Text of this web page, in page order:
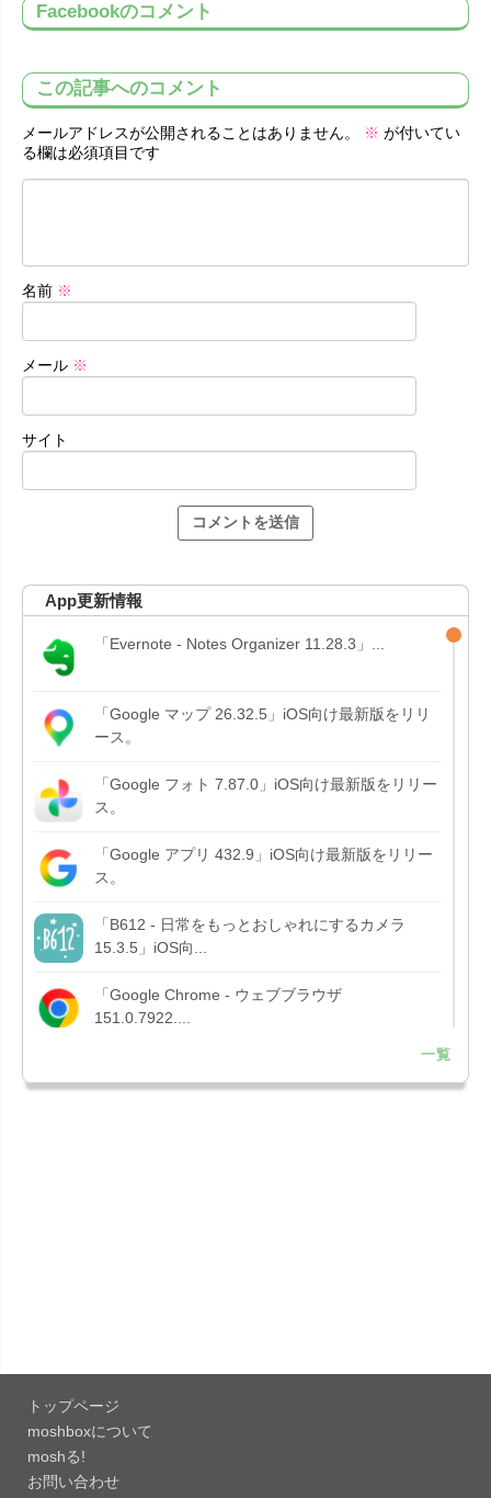
Facebookのコメント
この記事へのコメント
メールアドレスが公開されることはありません。 ※ が付いてい
る欄は必須項目です
名前 ※
メール ※
サイト
App更新情報
「Evernote - Notes Organizer 11.28.3」...
「Google マップ 26.32.5」iOS向け最新版をリリ
ース。
「Google フォト 7.87.0」iOS向け最新版をリリー
ス。
「Google アプリ 432.9」iOS向け最新版をリリー
ス。
「B612 - 日常をもっとおしゃれにするカメラ
15.3.5」iOS向...
「Google Chrome - ウェブブラウザ
151.0.7922....
「Microsoft OneDrive 18.7.3」iOS向け最新版を...
「Microsoft OneDrive 18.6.7」iOS向け最新版を...
「Pokémon GO 0.423.0」iOS向け最新版をリリー
一覧
トップページ
moshboxについて
moshる!
お問い合わせ